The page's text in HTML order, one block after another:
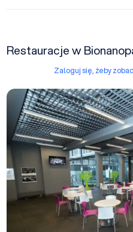
Restauracje w
Zaloguj się, żeby